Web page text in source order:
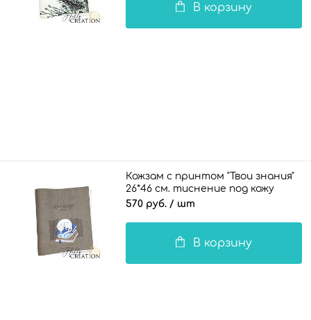
В корзину
Кожзам с принтом "Твои знания"
26*46 см. тиснение под кожу
Шарм, ледяной коричневый
570 руб. / шт
В корзину